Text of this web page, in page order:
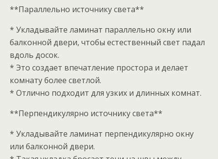
**Параллельно источнику света**
* Укладывайте ламинат параллельно окну или
балконной двери, чтобы естественный свет падал
вдоль досок.
* Это создает впечатление простора и делает
комнату более светлой.
* Отлично подходит для узких и длинных комнат.
**Перпендикулярно источнику света**
* Укладывайте ламинат перпендикулярно окну
или балконной двери.